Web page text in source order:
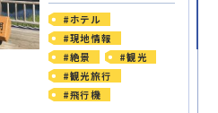
#ホテル
#現地情報
#絶景
#観光
#観光旅行
#飛行機